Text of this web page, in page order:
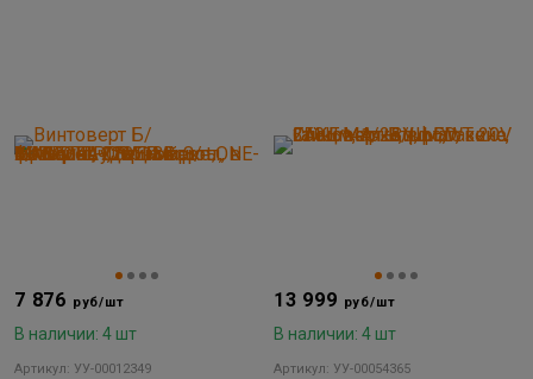
7 876 руб/шт
В наличии: 4 шт
Артикул: УУ-00012349
13 999 руб/шт
В наличии: 4 шт
Артикул: УУ-00054365